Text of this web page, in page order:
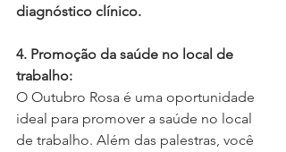
diagnóstico clínico.
4. Promoção da saúde no local de
trabalho:
O Outubro Rosa é uma oportunidade
ideal para promover a saúde no local
de trabalho. Além das palestras, você